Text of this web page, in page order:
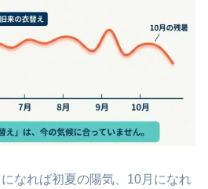
なれば初夏の陽気、10月になれ